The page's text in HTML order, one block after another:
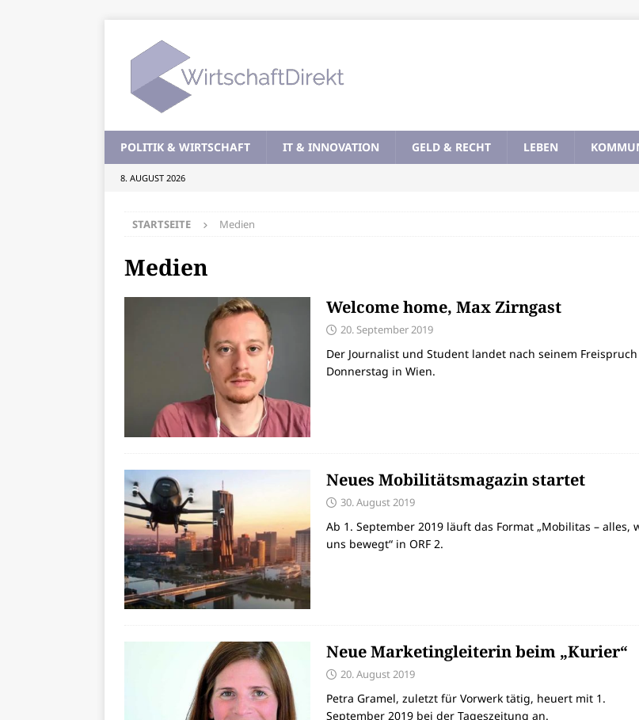
POLITIK & WIRTSCHAFT IT & INNOVATION GELD & RECHT LEBEN
8. AUGUST 2026
STARTSEITE Medien
Medien
Welcome home, Max Zirngast
20. September 2019
Der Journalist und Student landet nach seinem
Donnerstag in Wien.
Neues Mobilitätsmagazin startet
30. August 2019
Ab 1. September 2019 läuft das Format „Mobilitas – alles,
uns bewegt“ in ORF 2.
Neue Marketingleiterin beim „Kurier“
20. August 2019
Petra Gramel, zuletzt für Vorwerk tätig, heuert mit 1.
September 2019 bei der Tageszeitung an.